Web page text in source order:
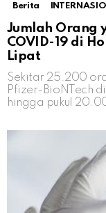
Berita
Jumlah Orang
COVID-19 di
Lipat
Sekitar 25.200
Pfizer-BioNTech
hingga pukul